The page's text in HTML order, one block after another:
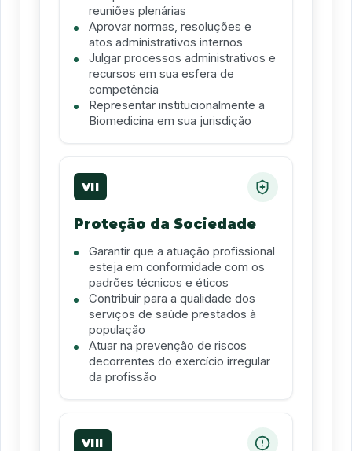
reuniões plenárias
Aprovar normas, resoluções e
atos administrativos internos
Julgar processos administrativos e
recursos em sua esfera de
competência
Representar institucionalmente a
Biomedicina em sua jurisdição
VII
Proteção da Sociedade
Garantir que a atuação profissional
esteja em conformidade com os
padrões técnicos e éticos
Contribuir para a qualidade dos
serviços de saúde prestados à
população
Atuar na prevenção de riscos
decorrentes do exercício irregular
da profissão
VIII